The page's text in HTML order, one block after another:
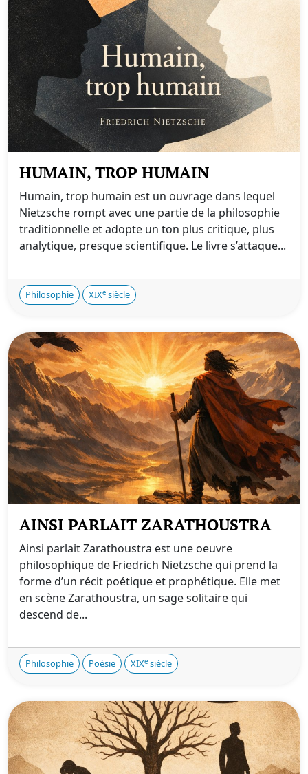
HUMAIN, TROP HUMAIN
Humain, trop humain est un ouvrage dans lequel
Nietzsche rompt avec une partie de la philosophie
traditionnelle et adopte un ton plus critique, plus
analytique, presque scientifique. Le livre s’attaque...
Philosophie XIXe siècle
AINSI PARLAIT ZARATHOUSTRA
Ainsi parlait Zarathoustra est une oeuvre
philosophique de Friedrich Nietzsche qui prend la
forme d’un récit poétique et prophétique. Elle met
en scène Zarathoustra, un sage solitaire qui
descend de...
Philosophie Poésie XIXe siècle